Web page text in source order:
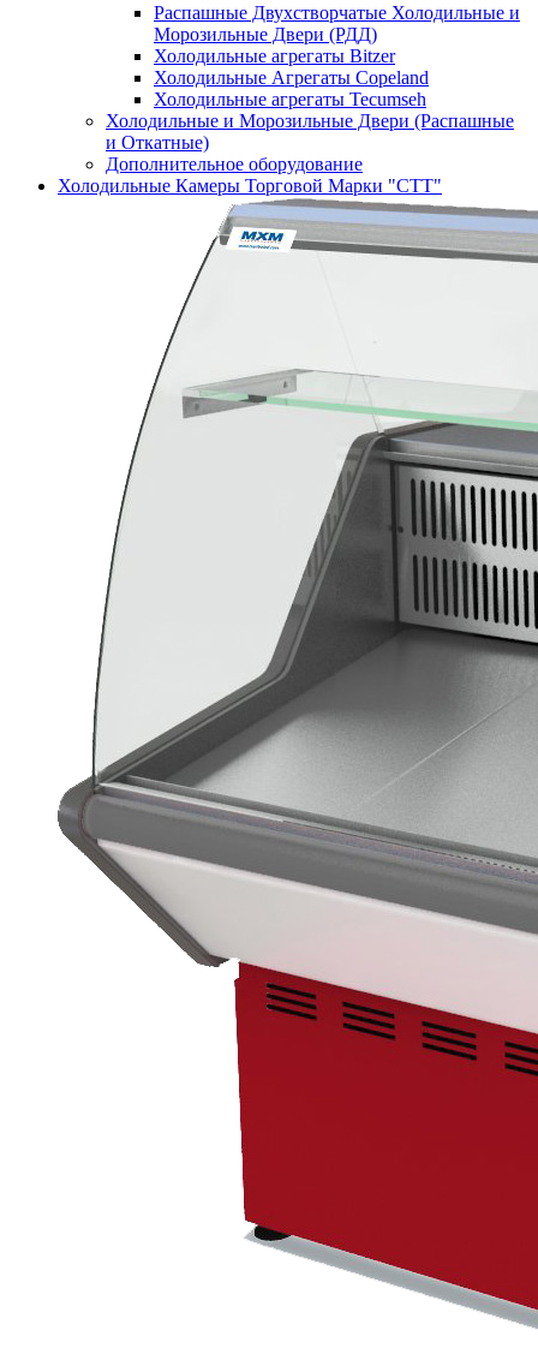
Распашные Двухстворчатые Холодильные и
Морозильные Двери (РДД)
Холодильные агрегаты Bitzer
Холодильные Агрегаты Copeland
Холодильные агрегаты Tecumseh
Холодильные и Морозильные Двери (Распашные
и Откатные)
Дополнительное оборудование
Холодильные Камеры Торговой Марки "СТТ"